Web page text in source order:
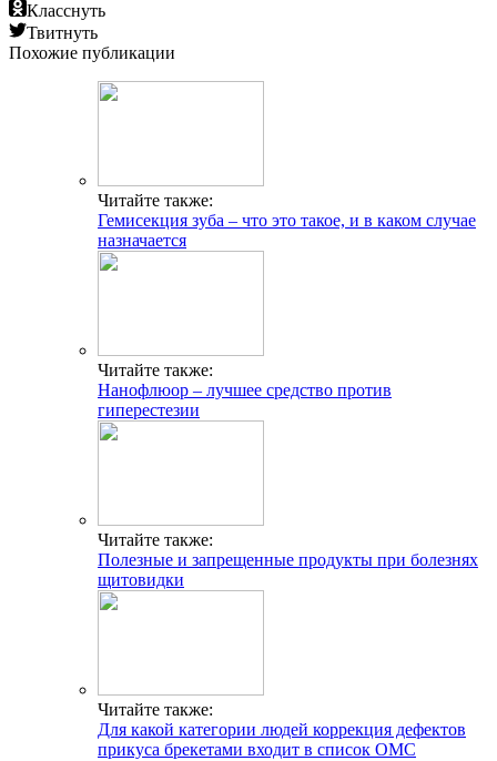
Класснуть
Твитнуть
Похожие публикации
Читайте также:
Гемисекция зуба – что это такое, и в каком случае
назначается
Читайте также:
Нанофлюор – лучшее средство против
гиперестезии
Читайте также:
Полезные и запрещенные продукты при болезнях
щитовидки
Читайте также:
Для какой категории людей коррекция дефектов
прикуса брекетами входит в список ОМС